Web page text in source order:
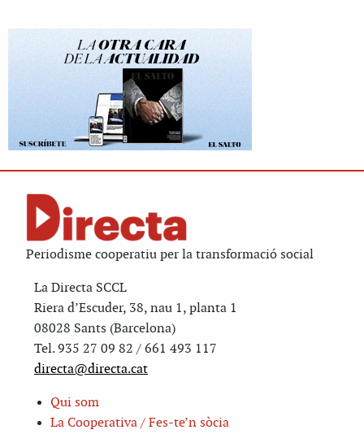
Periodisme cooperatiu per la transformació social
La Directa SCCL
Riera d’Escuder, 38, nau 1, planta 1
08028 Sants (Barcelona)
Tel. 935 27 09 82 / 661 493 117
directa@directa.cat
Qui som
La Cooperativa / Fes-te’n sòcia